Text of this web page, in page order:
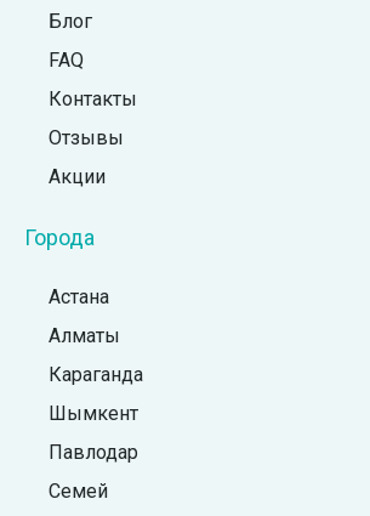
Блог
FAQ
Контакты
Отзывы
Акции
Города
Астана
Алматы
Караганда
Шымкент
Павлодар
Семей